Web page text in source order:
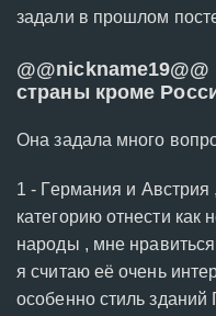
задали в прошлом
страны кроме
Она задала много
1 - Германия и
категорию отнести как
народы , мне нравиться
я считаю её очень
особенно стиль зданий